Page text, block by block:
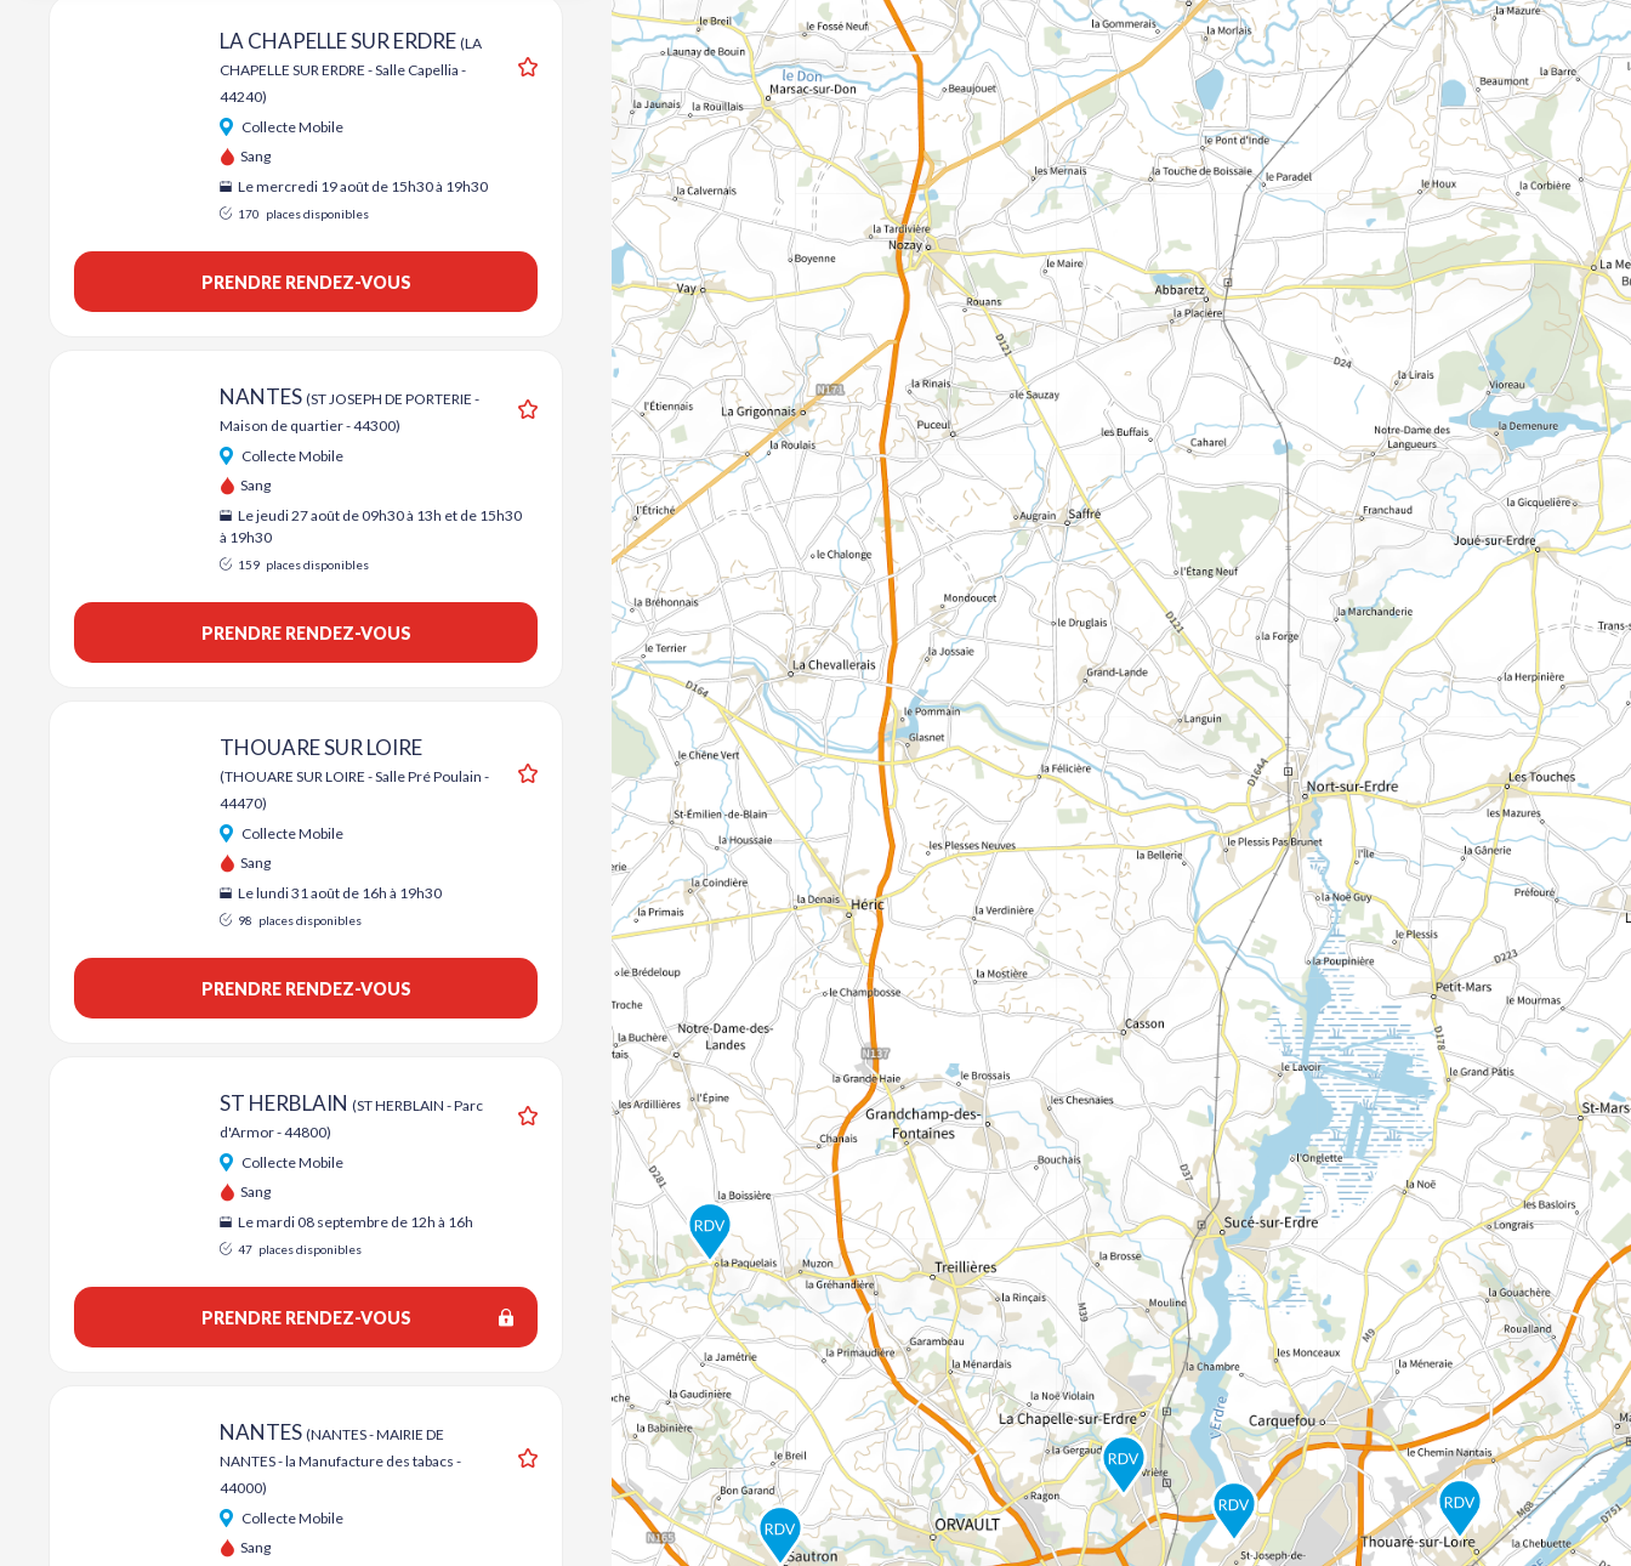
LA CHAPELLE SUR ERDRE (LA
CHAPELLE SUR ERDRE - Salle Capellia -
44240)
Ajouter aux favoris
Collecte Mobile
Sang
Le mercredi 19 août de 15h30 à 19h30
170 places disponibles
PRENDRE RENDEZ-VOUS
NANTES (ST JOSEPH DE PORTERIE -
Maison de quartier - 44300)
Ajouter aux favoris
Collecte Mobile
Sang
Le jeudi 27 août de 09h30 à 13h et de 15h30
à 19h30
159 places disponibles
PRENDRE RENDEZ-VOUS
THOUARE SUR LOIRE
(THOUARE SUR LOIRE - Salle Pré Poulain -
44470)
Ajouter aux favoris
Collecte Mobile
Sang
Le lundi 31 août de 16h à 19h30
98 places disponibles
PRENDRE RENDEZ-VOUS
ST HERBLAIN (ST HERBLAIN - Parc
d'Armor - 44800)
Ajouter aux favoris
Collecte Mobile
Sang
Le mardi 08 septembre de 12h à 16h
47 places disponibles
PRENDRE RENDEZ-VOUS
NANTES (NANTES - MAIRIE DE
NANTES - la Manufacture des tabacs -
44000)
Ajouter aux favoris
Collecte Mobile
Sang